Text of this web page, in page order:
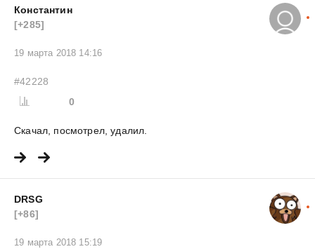
Константин
[+285]
19 марта 2018 14:16
#42228
0
Скачал, посмотрел, удалил.
DRSG
[+86]
19 марта 2018 15:19